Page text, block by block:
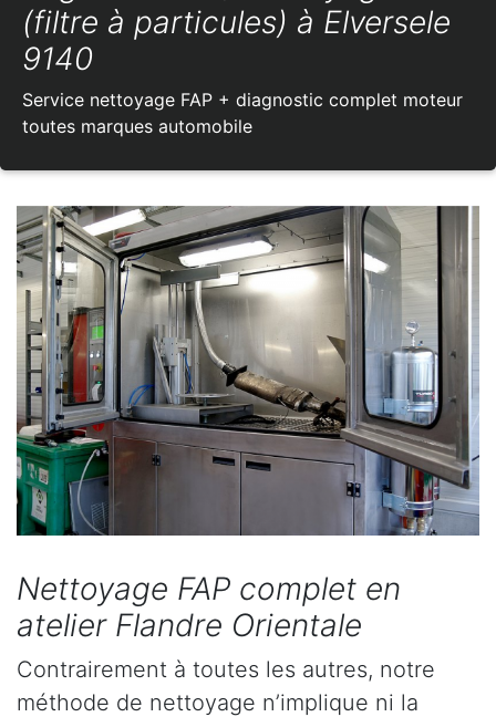
(filtre à particules) à Elversele
9140
Service nettoyage FAP + diagnostic complet moteur
toutes marques automobile
Nettoyage FAP complet en
atelier Flandre Orientale
Contrairement à toutes les autres, notre
méthode de nettoyage n’implique ni la